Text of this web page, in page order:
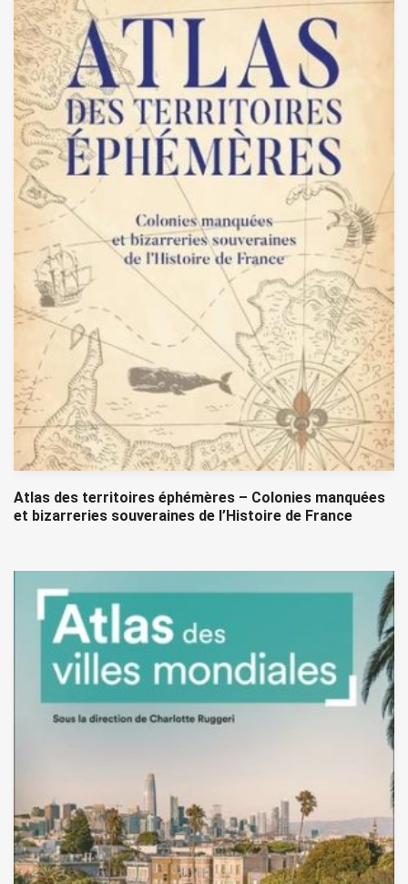
Atlas des territoires éphémères – Colonies manquées
et bizarreries souveraines de l’Histoire de France